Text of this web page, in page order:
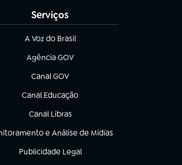
Serviços
A Voz do Brasil
(abre em nova aba)
Agência GOV
(abre em nova aba)
Canal GOV
(abre em nova aba)
Canal Educação
(abre em nova aba)
Canal Libras
(abre em nova aba)
e Análise de Mídias
em nova aba)
Publicidade Legal
(abre em nova aba)